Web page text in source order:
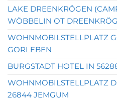
LAKE DREENKRÖGEN
WÖBBELIN OT
WOHNMOBILSTELLPLATZ
GORLEBEN
BURGSTADT HOTEL IN
WOHNMOBILSTELLPLATZ
26844 JEMGUM